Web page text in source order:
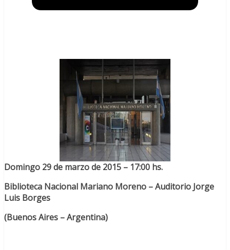
Domingo 29 de marzo de 2015 – 17:00 hs.
Biblioteca Nacional Mariano Moreno – Auditorio Jorge
Luis Borges
(Buenos Aires – Argentina)